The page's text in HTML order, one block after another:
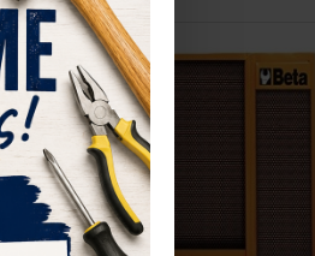
ΚΑΤΌΠΙΝ ΠΑΡΑΓΓΕΛΊΑΣ